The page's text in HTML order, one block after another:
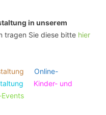
in unserem
tragen Sie diese bitte hier
Online-
Kinder- und